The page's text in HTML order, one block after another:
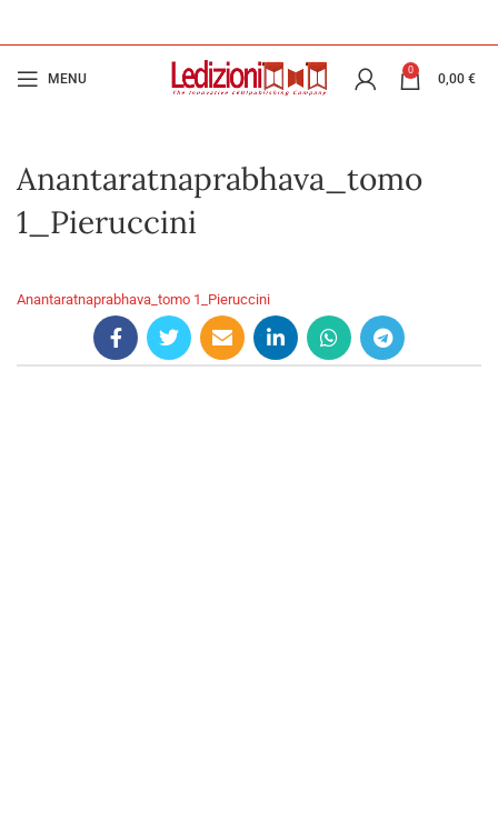
MENU
0
0,00 €
Anantaratnaprabhava_tomo
1_Pieruccini
Anantaratnaprabhava_tomo 1_Pieruccini